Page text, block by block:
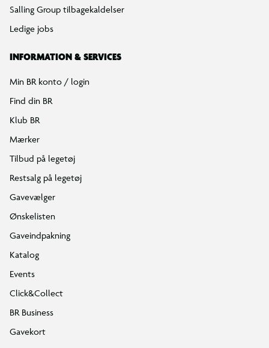
Salling Group tilbagekaldelser
Ledige jobs
INFORMATION & SERVICES
Min BR konto / login
Find din BR
Klub BR
Mærker
Tilbud på legetøj
Restsalg på legetøj
Gavevælger
Ønskelisten
Gaveindpakning
Katalog
Events
Click&Collect
BR Business
Gavekort